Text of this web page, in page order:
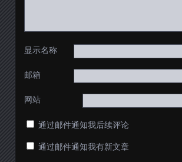
显示名称
邮箱
网站
通过邮件通知我后续评论
通过邮件通知我有新文章